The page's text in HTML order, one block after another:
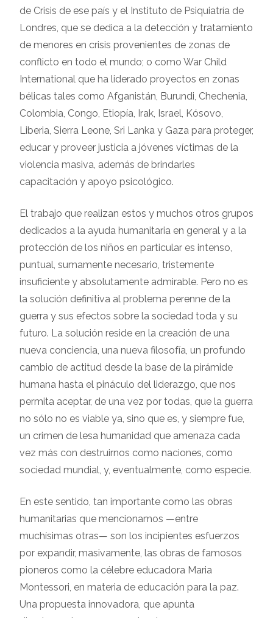
de Crisis de ese país y el Instituto de Psiquiatría de
Londres, que se dedica a la detección y tratamiento
de menores en crisis provenientes de zonas de
conflicto en todo el mundo; o como War Child
International que ha liderado proyectos en zonas
bélicas tales como Afganistán, Burundi, Chechenia,
Colombia, Congo, Etiopía, Irak, Israel, Kósovo,
Liberia, Sierra Leone, Sri Lanka y Gaza para proteger,
educar y proveer justicia a jóvenes víctimas de la
violencia masiva, además de brindarles
capacitación y apoyo psicológico.
El trabajo que realizan estos y muchos otros grupos
dedicados a la ayuda humanitaria en general y a la
protección de los niños en particular es intenso,
puntual, sumamente necesario, tristemente
insuficiente y absolutamente admirable. Pero no es
la solución definitiva al problema perenne de la
guerra y sus efectos sobre la sociedad toda y su
futuro. La solución reside en la creación de una
nueva conciencia, una nueva filosofía, un profundo
cambio de actitud desde la base de la pirámide
humana hasta el pináculo del liderazgo, que nos
permita aceptar, de una vez por todas, que la guerra
no sólo no es viable ya, sino que es, y siempre fue,
un crimen de lesa humanidad que amenaza cada
vez más con destruirnos como naciones, como
sociedad mundial, y, eventualmente, como especie.
En este sentido, tan importante como las obras
humanitarias que mencionamos —entre
muchísimas otras— son los incipientes esfuerzos
por expandir, masivamente, las obras de famosos
pioneros como la célebre educadora Maria
Montessori, en materia de educación para la paz.
Una propuesta innovadora, que apunta